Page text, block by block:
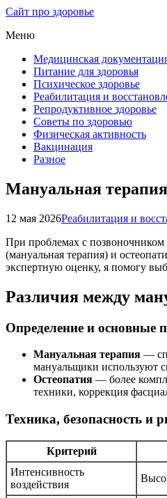
Сайт про здоровье
Меню
Медицинская
Питание для здоровья
Психическое здоровье
Реабилитация и
Репродуктивное здоровье
Советы по здоровью
Физическая активность
Вакцинация
Разное
Мануальная терапия
12 мая 2026Реабилитация и
При проблемах с
(мануальная терапия) и
экспертную оценку, я помогу
Различия между
Определение и основные
Мануальная терапия —
мануальщики используют
Остеопатия — более
техники, коррекция
Техника, безопасность и
Критерий
Интенсивность
воздействия